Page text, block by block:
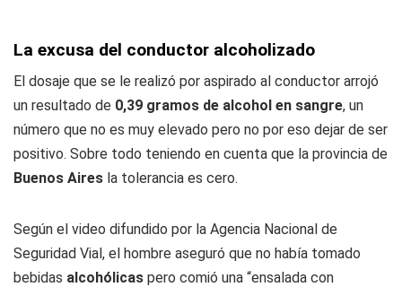
La excusa del conductor alcoholizado
El dosaje que se le realizó por aspirado al conductor arrojó
un resultado de 0,39 gramos de alcohol en sangre, un
número que no es muy elevado pero no por eso dejar de ser
positivo. Sobre todo teniendo en cuenta que la provincia de
Buenos Aires la tolerancia es cero.
Según el video difundido por la Agencia Nacional de
Seguridad Vial, el hombre aseguró que no había tomado
bebidas alcohólicas pero comió una “ensalada con